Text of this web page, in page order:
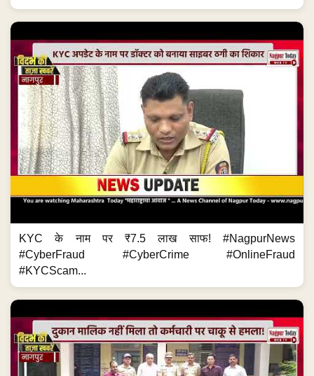
KYC के नाम पर ₹7.5 लाख साफ! #NagpurNews
#CyberFraud #CyberCrime #OnlineFraud
#KYCScam...